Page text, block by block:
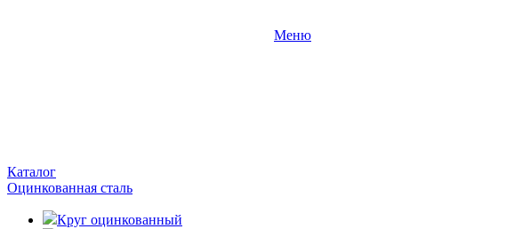
Меню
Каталог
Оцинкованная сталь
Круг оцинкованный